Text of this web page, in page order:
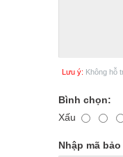
Lưu ý: Không hỗ
Bình chọn:
Xấu
Nhập mã bảo